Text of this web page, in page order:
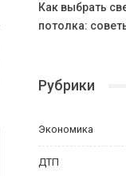
Как выбрать
потолка:
Рубрики
Экономика
ДТП